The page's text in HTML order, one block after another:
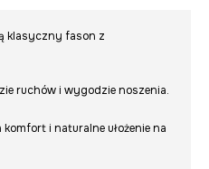
klasyczny fason z
ruchów i wygodzie noszenia.
komfort i naturalne ułożenie na